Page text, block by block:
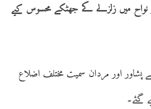
نواح میں زلزلے کے جھٹکے محسوس کیے
اور مردان سمیت مختلف اضلاع
گئے۔